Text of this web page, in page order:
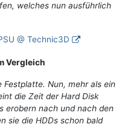
welches nun ausführlich
@ Technic3D
Vergleich
Festplatte. Nun, mehr als ein
die Zeit der Hard Disk
erobern nach und nach den
sie die HDDs schon bald